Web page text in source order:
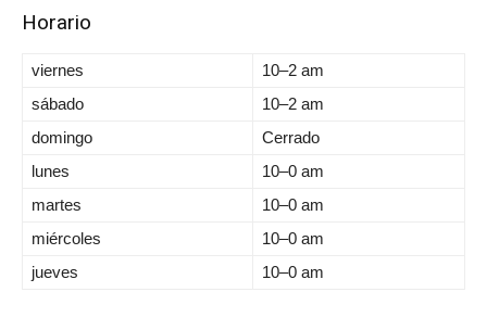
Horario
viernes
10–2 am
sábado
10–2 am
domingo
Cerrado
lunes
10–0 am
martes
10–0 am
miércoles
10–0 am
jueves
10–0 am